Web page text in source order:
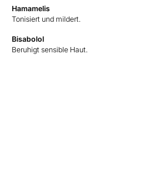
Hamamelis
Tonisiert und mildert.
Bisabolol
Beruhigt sensible Haut.